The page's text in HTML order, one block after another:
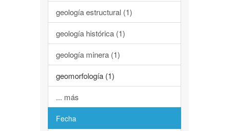
geología estructural (1)
geología histórica (1)
geología minera (1)
geomorfología (1)
... más
Fecha